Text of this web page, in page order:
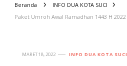
Beranda
INFO DUA KOTA SUCI
Paket Umroh Awal Ramadhan 1443 H 2022
MARET 18, 2022 INFO DUA KOTA SUCI